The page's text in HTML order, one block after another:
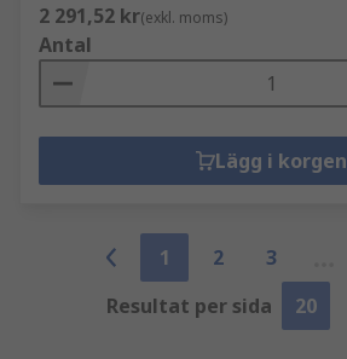
2 291,52 kr(exkl. moms)
Antal
Lägg i korgen
1 2 3
Resultat per sida
20